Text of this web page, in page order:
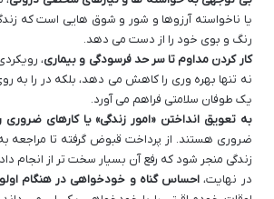
یا ناخواسته آرزوها و شور و شوق هایی است که
رنگ و بوی خود را از دست می دهد.
کار کردن مداوم تا سر حد فرسودگی و بیماری،
نه تنها بهره وری را کاهش می دهد، بلکه در را به
یک طوفان سلامتی فراهم می آورد.
به تعویق انداختن «امور زندگی» یا کارهای ضروری
ضروری هستند. از پرداخت قبوض گرفته تا مراجعه
زندگی منجر شود که رفع آن بسیار سخت تر از انجام
در نهایت، احساس گناه و خودخواهی در هنگام